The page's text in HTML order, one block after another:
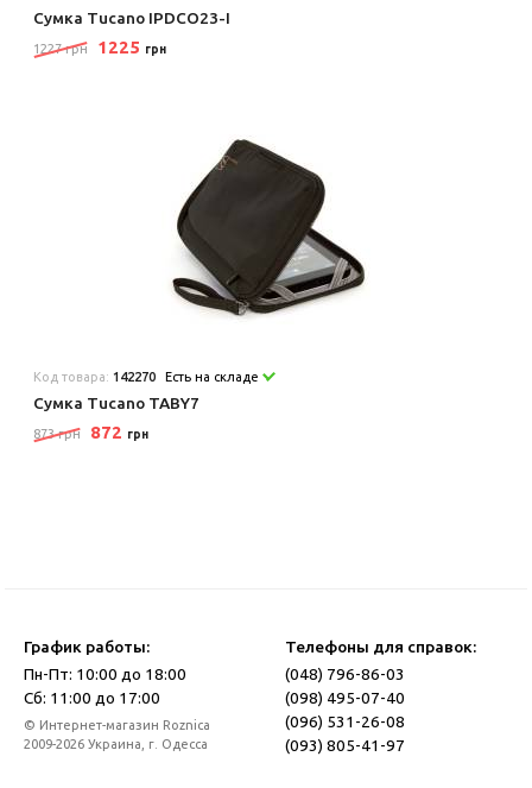
Сумка Tucano IPDCO23-I
1227 грн 1225 грн
Код товара: 142270 Есть на складе
Сумка Tucano TABY7
873 грн 872 грн
График работы:
Пн-Пт: 10:00 до 18:00
Сб: 11:00 до 17:00
© Интернет-магазин Roznica
2009-2026 Украина, г. Одесса
Телефоны для справок:
(048) 796-86-03
(098) 495-07-40
(096) 531-26-08
(093) 805-41-97